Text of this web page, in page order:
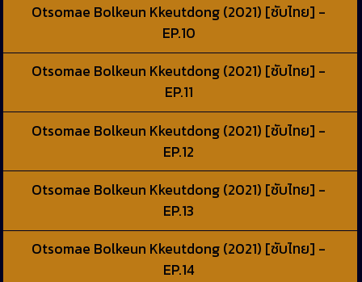
Otsomae Bolkeun Kkeutdong (2021) [ซับไทย] -
EP.10
Otsomae Bolkeun Kkeutdong (2021) [ซับไทย] -
EP.11
Otsomae Bolkeun Kkeutdong (2021) [ซับไทย] -
EP.12
Otsomae Bolkeun Kkeutdong (2021) [ซับไทย] -
EP.13
Otsomae Bolkeun Kkeutdong (2021) [ซับไทย] -
EP.14